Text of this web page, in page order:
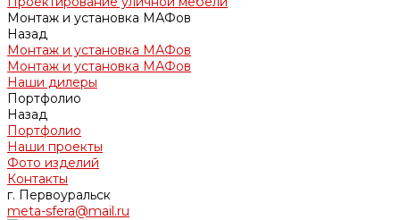
Монтаж и установка МАФов
Назад
Монтаж и установка МАФов
Монтаж и установка МАФов
Наши дилеры
Портфолио
Назад
Портфолио
Наши проекты
Фото изделий
Контакты
г. Первоуральск
meta-sfera@mail.ru